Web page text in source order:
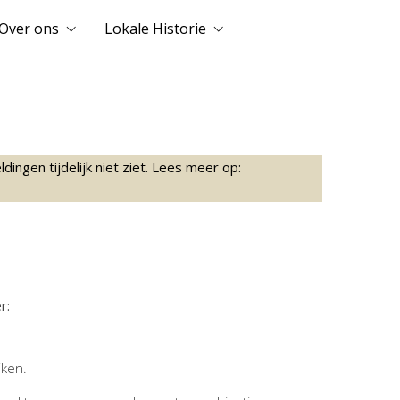
ons Lokale Historie
tijdelijk niet ziet. Lees meer op: